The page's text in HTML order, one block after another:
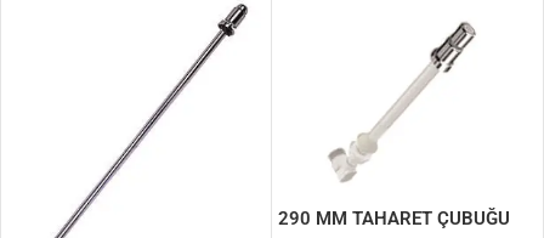
290 MM TAHARET ÇUBUĞU